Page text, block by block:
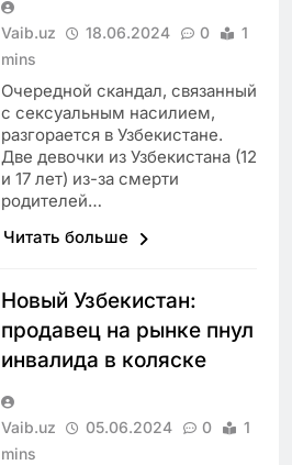
Vaib.uz 18.06.2024 0
1
mins
Очередной скандал, связанный
с сексуальным насилием,
разгорается в Узбекистане.
Две девочки из Узбекистана (12
и 17 лет) из-за смерти
родителей…
Читать больше
Новый Узбекистан:
продавец на рынке пнул
инвалида в коляске
Vaib.uz 05.06.2024 0
1
mins